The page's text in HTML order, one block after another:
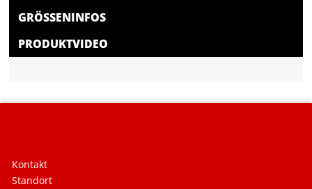
GRÖSSENINFOS
PRODUKTVIDEO
Kontakt
Standort